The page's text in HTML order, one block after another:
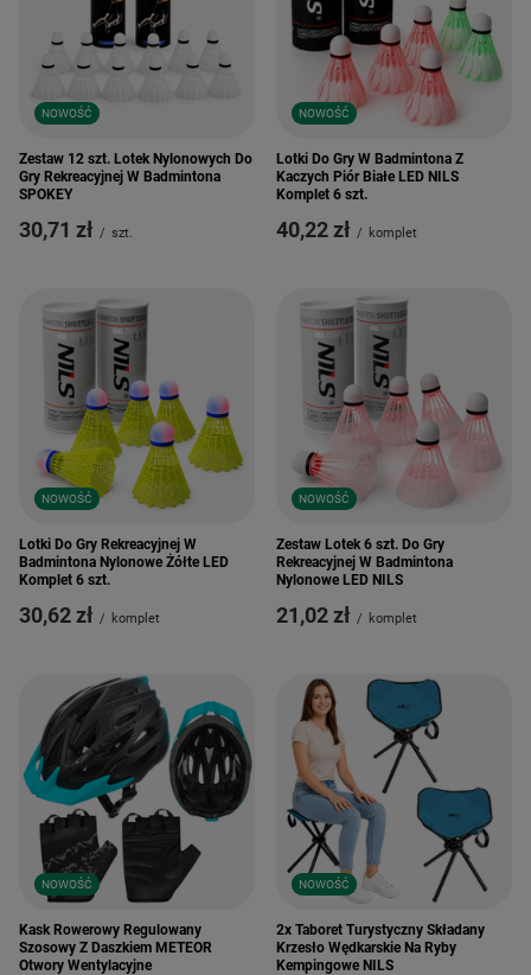
NOWOŚĆ
Zestaw 12 szt. Lotek Nylonowych Do
Gry Rekreacyjnej W Badmintona
SPOKEY
30,71 zł / szt.
NOWOŚĆ
Lotki Do Gry W Badmintona Z
Kaczych Piór Białe LED NILS
Komplet 6 szt.
40,22 zł / komplet
NOWOŚĆ
Lotki Do Gry Rekreacyjnej W
Badmintona Nylonowe Żółte LED
Komplet 6 szt.
30,62 zł / komplet
NOWOŚĆ
Zestaw Lotek 6 szt. Do Gry
Rekreacyjnej W Badmintona
Nylonowe LED NILS
21,02 zł / komplet
NOWOŚĆ
Kask Rowerowy Regulowany
Szosowy Z Daszkiem METEOR
Otwory Wentylacyjne
NOWOŚĆ
2x Taboret Turystyczny Składany
Krzesło Wędkarskie Na Ryby
Kempingowe NILS